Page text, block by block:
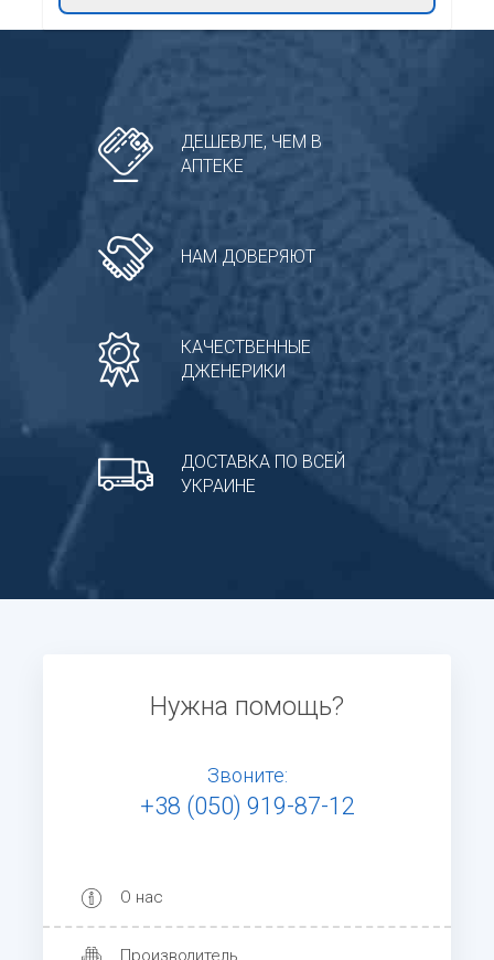
ДЕШЕВЛЕ, ЧЕМ В
АПТЕКЕ
НАМ ДОВЕРЯЮТ
КАЧЕСТВЕННЫЕ
ДЖЕНЕРИКИ
ДОСТАВКА ПО ВСЕЙ
УКРАИНЕ
Нужна помощь?
Звоните:
+38 (050) 919-87-12
О нас
Производитель